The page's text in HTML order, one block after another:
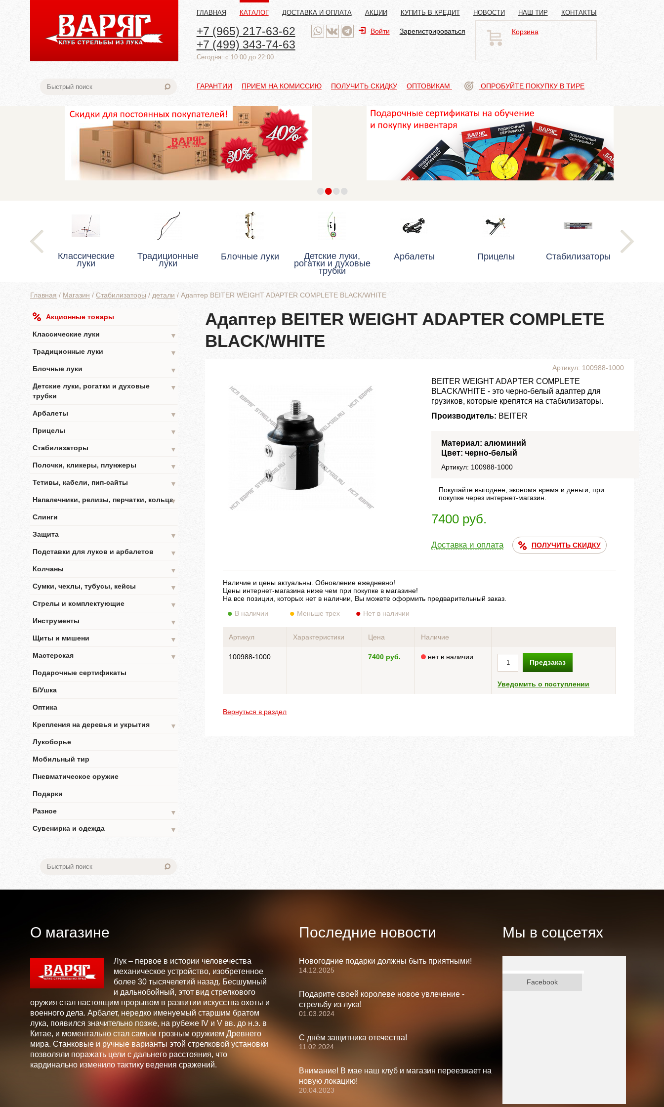
ГЛАВНАЯ КАТАЛОГ ДОСТАВКА И ОПЛАТА АКЦИИ КУПИТЬ В КРЕДИТ НОВОСТИ НАШ ТИР КОНТАКТЫ
+7 (965) 217-63-62
+7 (499) 343-74-63
Cегодня: с 10:00 до 22:00
Войти Зарегистрироваться Корзина
ГАРАНТИИ ПРИЕМ НА КОМИССИЮ ПОЛУЧИТЬ СКИДКУ ОПТОВИКАМ ОПРОБУЙТЕ ПОКУПКУ В ТИРЕ
••••
Классические
луки
Традиционные
луки
Блочные луки Детские луки,
рогатки и духовые
трубки
Арбалеты Прицелы Стабилизаторы
Главная / Магазин / Стабилизаторы / детали / Адаптер BEITER WEIGHT ADAPTER COMPLETE BLACK/WHITE
Акционные товары
Классические луки
▼
Традиционные луки
▼
Блочные луки
▼
Детские луки, рогатки и духовые
трубки
▼
Арбалеты
▼
Прицелы
▼
Стабилизаторы
▼
Полочки, кликеры, плунжеры
▼
Тетивы, кабели, пип-сайты
▼
Напалечники, релизы, перчатки, кольца▼
Слинги
Защита
▼
Подставки для луков и арбалетов
▼
Колчаны
▼
Сумки, чехлы, тубусы, кейсы
▼
Стрелы и комплектующие
▼
Инструменты
▼
Щиты и мишени
▼
Мастерская
▼
Подарочные сертификаты
Б/Ушка
Оптика
Крепления на деревья и укрытия
▼
Лукоборье
Мобильный тир
Пневматическое оружие
Подарки
Разное
▼
Сувенирка и одежда
▼
Адаптер BEITER WEIGHT ADAPTER COMPLETE
BLACK/WHITE
Артикул: 100988-1000
BEITER WEIGHT ADAPTER COMPLETE
BLACK/WHITE - это черно-белый адаптер для
грузиков, которые крепятся на стабилизаторы.
Производитель: BEITER
Материал: алюминий
Цвет: черно-белый
Артикул: 100988-1000
Покупайте выгоднее, экономя время и деньги, при
покупке через интернет-магазин.
7400 руб.
Доставка и оплата ПОЛУЧИТЬ СКИДКУ
Наличие и цены актуальны. Обновление ежедневно!
Цены интернет-магазина ниже чем при покупке в магазине!
На все позиции, которых нет в наличии, Вы можете оформить предварительный заказ.
В наличии
Меньше трех Нет в наличии
Артикул Характеристики Цена Наличие
100988-1000 7400 руб. нет в наличии
Предзаказ
Уведомить о поступлении
Вернуться в раздел
О магазине
Лук – первое в истории человечества
механическое устройство, изобретенное
более 30 тысячелетий назад. Бесшумный
и дальнобойный, этот вид стрелкового
оружия стал настоящим прорывом в развитии искусства охоты и
военного дела. Арбалет, нередко именуемый старшим братом
лука, появился значительно позже, на рубеже IV и V вв. до н.э. в
Китае, и моментально стал самым грозным оружием Древнего
мира. Станковые и ручные варианты этой стрелковой установки
позволяли поражать цели с дальнего расстояния, что
кардинально изменило тактику ведения сражений.
Последние новости
Новогодние подарки должны быть приятными!
14.12.2025
Подарите своей королеве новое увлечение -
стрельбу из лука!
01.03.2024
С днём защитника отечества!
11.02.2024
Внимание! В мае наш клуб и магазин переезжает на
новую локацию!
20.04.2023
Мы в соцсетях
Facebook